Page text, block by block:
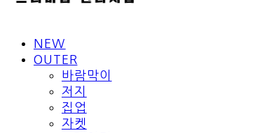
NEW
OUTER
바람막이
저지
집업
자켓